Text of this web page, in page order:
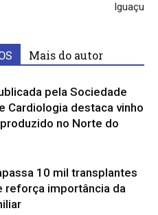
Iguaçu
Mais do autor
pela Sociedade
Cardiologia destaca vinho
no Norte do
10 mil transplantes
reforça importância da